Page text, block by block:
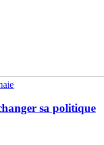
sa politique